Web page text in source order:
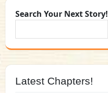
Search Your Next Story!
Latest Chapters!